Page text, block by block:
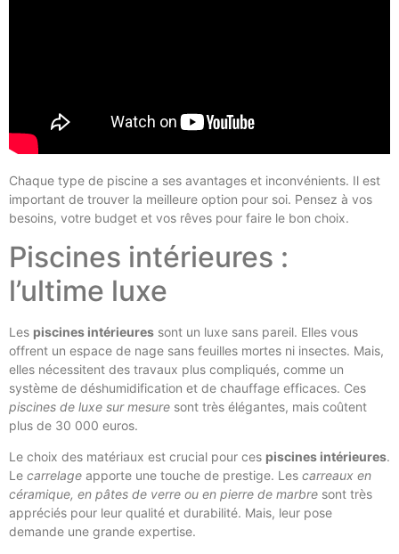
Chaque type de piscine a ses avantages et inconvénients. Il est
important de trouver la meilleure option pour soi. Pensez à vos
besoins, votre budget et vos rêves pour faire le bon choix.
Piscines intérieures :
l’ultime luxe
Les piscines intérieures sont un luxe sans pareil. Elles vous
offrent un espace de nage sans feuilles mortes ni insectes. Mais,
elles nécessitent des travaux plus compliqués, comme un
système de déshumidification et de chauffage efficaces. Ces
piscines de luxe sur mesure sont très élégantes, mais coûtent
plus de 30 000 euros.
Le choix des matériaux est crucial pour ces piscines intérieures.
Le carrelage apporte une touche de prestige. Les carreaux en
céramique, en pâtes de verre ou en pierre de marbre sont très
appréciés pour leur qualité et durabilité. Mais, leur pose
demande une grande expertise.